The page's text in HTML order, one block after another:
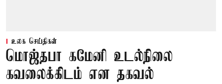
உலக செய்திகள்
மொஜ்தபா கமேனி உடல்நிலை
கவலைக்கிடம் என தகவல்